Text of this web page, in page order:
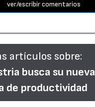
ver/escribir comentarios
artículos sobre:
busca su nueva
de productividad